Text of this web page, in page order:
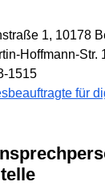
1, 10178
Hoffmann-Str.
1515
für